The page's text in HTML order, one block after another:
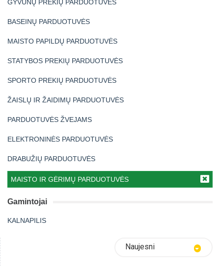
GYVŪNŲ PREKIŲ PARDUOTUVĖS
BASEINŲ PARDUOTUVĖS
MAISTO PAPILDŲ PARDUOTUVĖS
STATYBOS PREKIŲ PARDUOTUVĖS
SPORTO PREKIŲ PARDUOTUVĖS
ŽAISLŲ IR ŽAIDIMŲ PARDUOTUVĖS
PARDUOTUVĖS ŽVEJAMS
ELEKTRONINĖS PARDUOTUVĖS
DRABUŽIŲ PARDUOTUVĖS
MAISTO IR GĖRIMŲ PARDUOTUVĖS
Gamintojai
KALNAPILIS
Naujesni